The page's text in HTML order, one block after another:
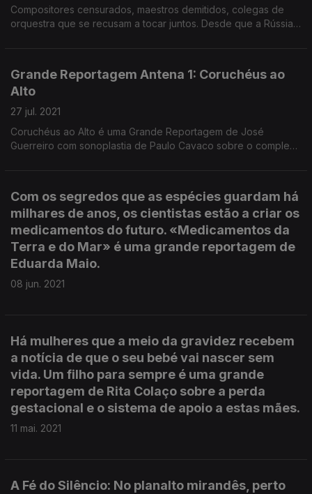
Compositores censurados, maestros demitidos, colegas de
orquestra que se recusam a tocar juntos. Desde que a Rússia
Grande Reportagem Antena 1: Coruchéus ao
Alto
27 jul. 2021
Coruchéus ao Alto é uma Grande Reportagem de José
Guerreiro com sonoplastia de Paulo Cavaco sobre o complexo
Com os segredos que as espécies guardam há
milhares de anos, os cientistas estão a criar os
medicamentos do futuro. «Medicamentos da
Terra e do Mar» é uma grande reportagem de
Eduarda Maio.
08 jun. 2021
Há mulheres que a meio da gravidez recebem
a notícia de que o seu bebé vai nascer sem
vida. Um filho para sempre é uma grande
reportagem de Rita Colaço sobre a perda
gestacional e o sistema de apoio a estas mães.
11 mai. 2021
A Fé do Silêncio: No planalto mirandês, perto